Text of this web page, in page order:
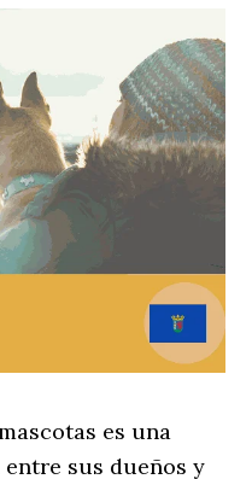
es una
sus dueños y